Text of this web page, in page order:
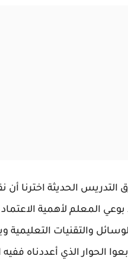
الحديثة اخترنا أن
المعلم لأهمية
والتقنيات التعليمية
الحوار الذي أعددناه